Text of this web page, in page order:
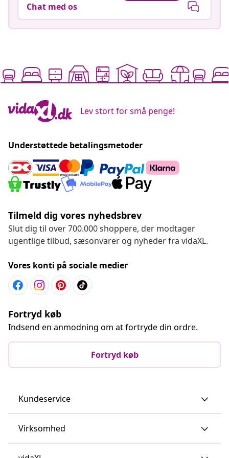
Chat med os
Lev stort for små penge!
Understøttede betalingsmetoder
Tilmeld dig vores nyhedsbrev
Slut dig til over 700.000 shoppere, der modtager
ugentlige tilbud, sæsonvarer og nyheder fra vidaXL.
Vores konti på sociale medier
Fortryd køb
Indsend en anmodning om at fortryde din ordre.
Fortryd køb
Kundeservice
Virksomhed